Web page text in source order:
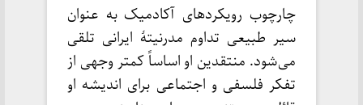
چارچوب رویکردهای آکادمیک به عنوان
سیر طبیعی تداوم مدرنیتهٔ ایرانی تلقی
می‌شود. منتقدین او اساساً کمتر وجهی از
تفکر فلسفی و اجتماعی برای اندیشه او